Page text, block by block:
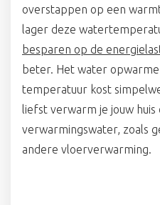
overstappen op een
lager deze
besparen op de
beter. Het water
temperatuur kost
liefst verwarm je jouw
verwarmingswater, zoals
andere vloerverwarming.